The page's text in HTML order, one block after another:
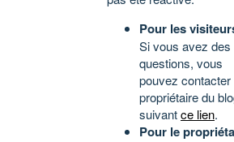
Pour les
Si vous avez des
questions, vous
pouvez contacter
propriétaire du
suivantce lien.
Pour le